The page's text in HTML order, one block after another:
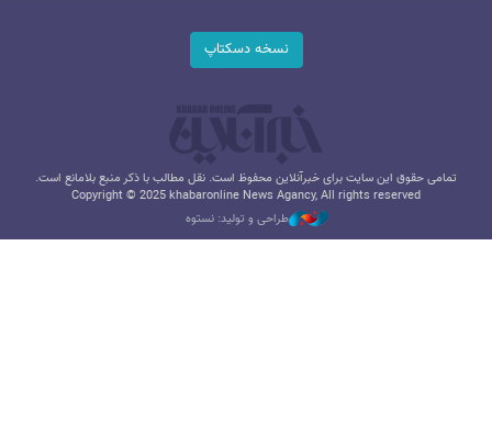
نسخه دسکتاپ
تمامی حقوق این سایت برای خبرآنلاین محفوظ است. نقل مطالب با ذکر منبع بلامانع است.
Copyright © 2025 khabaronline News Agancy, All rights reserved
طراحی و تولید: نستوه